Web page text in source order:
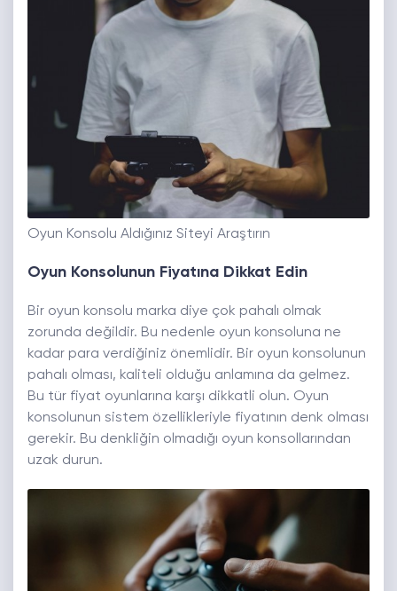
Oyun Konsolu Aldığınız Siteyi Araştırın
Oyun Konsolunun Fiyatına Dikkat Edin
Bir oyun konsolu marka diye çok pahalı olmak
zorunda değildir. Bu nedenle oyun konsoluna ne
kadar para verdiğiniz önemlidir. Bir oyun konsolunun
pahalı olması, kaliteli olduğu anlamına da gelmez.
Bu tür fiyat oyunlarına karşı dikkatli olun. Oyun
konsolunun sistem özellikleriyle fiyatının denk olması
gerekir. Bu denkliğin olmadığı oyun konsollarından
uzak durun.